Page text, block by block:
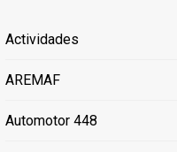
Actividades
AREMAF
Automotor 448